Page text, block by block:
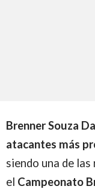
Brenner Souza
atacantes más
siendo una de
el Campeonato